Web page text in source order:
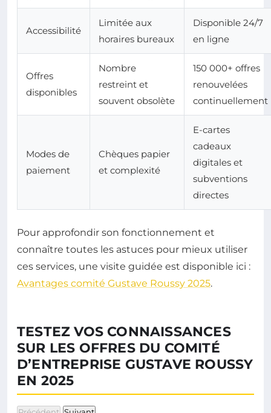
Accessibilité
Limitée aux
horaires bureaux
Disponible 24/7
en ligne
Offres
disponibles
Nombre
restreint et
souvent obsolète
150 000+ offres
renouvelées
continuellement
Modes de
paiement
Chèques papier
et complexité
E-cartes
cadeaux
digitales et
subventions
directes
Pour approfondir son fonctionnement et
connaître toutes les astuces pour mieux utiliser
ces services, une visite guidée est disponible ici :
Avantages comité Gustave Roussy 2025.
TESTEZ VOS CONNAISSANCES
SUR LES OFFRES DU COMITÉ
D’ENTREPRISE GUSTAVE ROUSSY
EN 2025